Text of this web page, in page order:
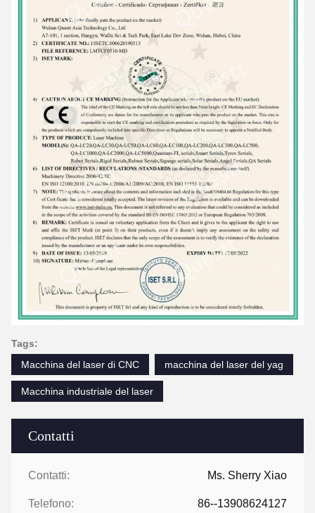
Contatti
Contatti: Ms. Sherry Xiao
Telefono: 86--13908624127
Tags:
Macchina del laser di CNC
macchina del laser del yag
Macchina industriale del laser